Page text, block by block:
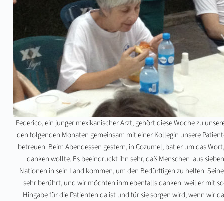
Federico, ein junger mexikanischer Arzt, gehört diese Woche zu
den folgenden Monaten gemeinsam mit einer Kollegin unsere
betreuen. Beim Abendessen gestern, in Cozumel, bat er um das
danken wollte. Es beeindruckt ihn sehr, daß Menschen aus
Nationen in sein Land kommen, um den Bedürftigen zu helfen.
sehr berührt, und wir möchten ihm ebenfalls danken: weil er mit
Hingabe für die Patienten da ist und für sie sorgen wird, wenn wir